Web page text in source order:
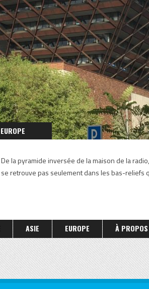
EUROPE
De la pyramide inversée de la maison de la
se retrouve pas seulement dans les bas-reliefs
ASIE EUROPE À PROPOS